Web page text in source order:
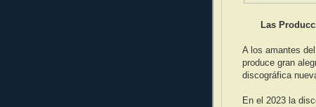
Las
A los amantes
produce gran
discográfica
En el 2023 la